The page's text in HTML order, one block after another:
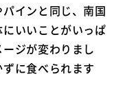
インと同じ、南国
いいことがいっぱ
ジが変わりまし
に食べられます